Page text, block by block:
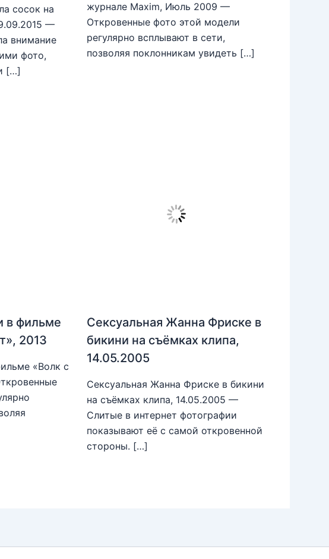
сосок на
—
внимание
фото,
[…]
журнале Maxim, Июль 2009 —
Откровенные фото этой модели
регулярно всплывают в сети,
позволяя поклонникам увидеть […]
в фильме
2013
«Волк с
Сексуальная Жанна Фриске в
бикини на съёмках клипа,
14.05.2005
Сексуальная Жанна Фриске в бикини
на съёмках клипа, 14.05.2005 —
Слитые в интернет фотографии
показывают её с самой откровенной
стороны. […]